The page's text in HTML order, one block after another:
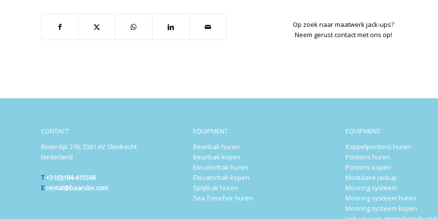
Op zoek naar maatwerk jack-ups?
Neem gerust contact met ons op!
CONTACT
Rivierdijk 276, 3361 AV Sliedrecht
Nederland
T+31(0)184-415566
E rental@baarsbv.com
EQUIPMENT
Beunbak huren
Beunbak kopen
Elevatorbak huren
Elevatorbak kopen
Splijtbak huren
Sea Trencher huren
EQUIPMENT
Koppelpontons huren
Pontons huren
Pontons kopen
Modulaire jackup
Mooring systeem
Mooring systeem huren
Mooring systeem kopen